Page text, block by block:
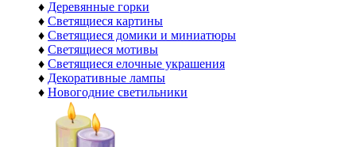
♦ Деревянные горки
♦ Светящиеся картины
♦ Светящиеся домики и миниатюры
♦ Светящиеся мотивы
♦ Светящиеся елочные украшения
♦ Декоративные лампы
♦ Новогодние светильники